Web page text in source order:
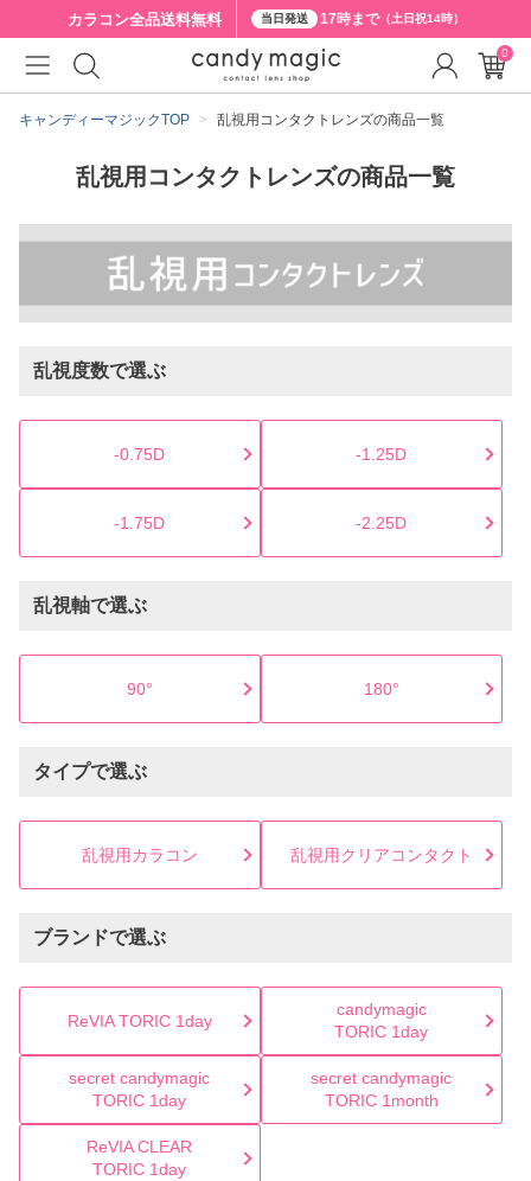
カラコン全品送料無料 当日発送 17時まで（土日祝14時）
キャンディーマジックTOP 乱視用コンタクトレンズの商品一覧
乱視用コンタクトレンズの商品一覧
乱視度数で選ぶ
-0.75D -1.25D
-1.75D -2.25D
乱視軸で選ぶ
90° 180°
タイプで選ぶ
乱視用カラコン 乱視用クリアコンタクト
ブランドで選ぶ
ReVIA TORIC 1day
candymagic
TORIC 1day
secret candymagic
TORIC 1day
secret candymagic
TORIC 1month
ReVIA CLEAR
TORIC 1day
0